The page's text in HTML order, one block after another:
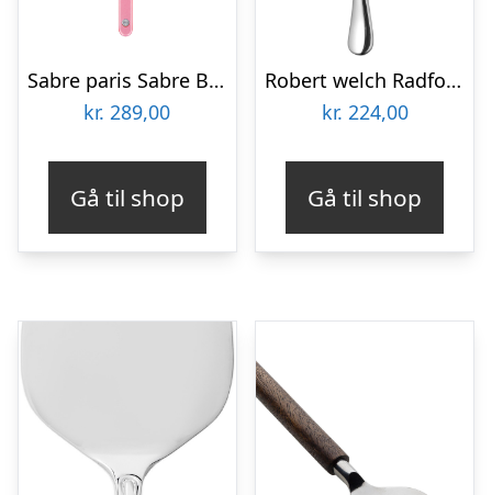
Sabre paris Sabre Bistrot Pearl Kagespade, blød rosa
kr. 289,00
Gå til shop
Robert welch Radford kagespade
kr. 224,00
Gå til shop